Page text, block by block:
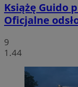
Książę Guido
Oficjalne
9
1.44